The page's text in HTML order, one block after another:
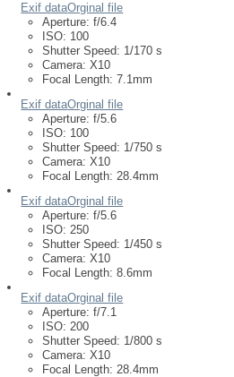
Exif dataOrginal file
Aperture: f/6.4
ISO: 100
Shutter Speed: 1/170 s
Camera: X10
Focal Length: 7.1mm
Exif dataOrginal file
Aperture: f/5.6
ISO: 100
Shutter Speed: 1/750 s
Camera: X10
Focal Length: 28.4mm
Exif dataOrginal file
Aperture: f/5.6
ISO: 250
Shutter Speed: 1/450 s
Camera: X10
Focal Length: 8.6mm
Exif dataOrginal file
Aperture: f/7.1
ISO: 200
Shutter Speed: 1/800 s
Camera: X10
Focal Length: 28.4mm